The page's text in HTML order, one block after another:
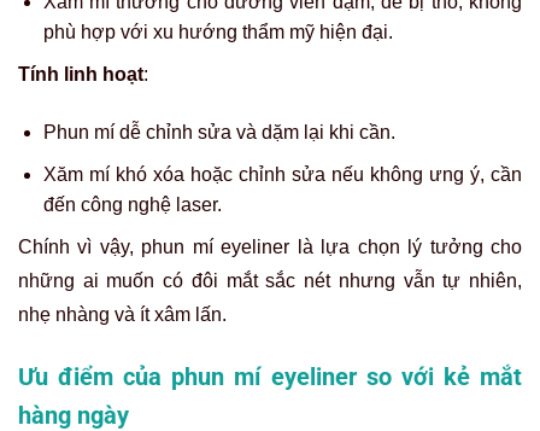
phù hợp với xu hướng thẩm mỹ hiện đại.
Tính linh hoạt:
Phun mí dễ chỉnh sửa và dặm lại khi cần.
Xăm mí khó xóa hoặc chỉnh sửa nếu không ưng ý, cần
đến công nghệ laser.
Chính vì vậy, phun mí eyeliner là lựa chọn lý tưởng cho
những ai muốn có đôi mắt sắc nét nhưng vẫn tự nhiên,
nhẹ nhàng và ít xâm lấn.
Ưu điểm của phun mí eyeliner so với kẻ mắt
hàng ngày